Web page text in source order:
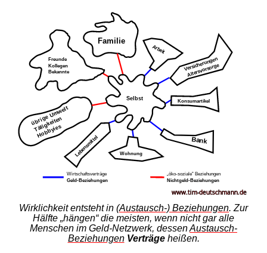
Wirklichkeit entsteht in (Austausch-) Beziehungen. Zur
Hälfte „hängen“ die meisten, wenn nicht gar alle
Menschen im Geld-Netzwerk, dessenAustausch-
Beziehungen Verträgeheißen.